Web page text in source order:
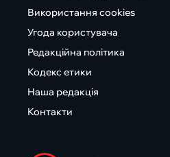
Використання cookies
Угода користувача
Редакційна політика
Кодекс етики
Наша редакція
Контакти